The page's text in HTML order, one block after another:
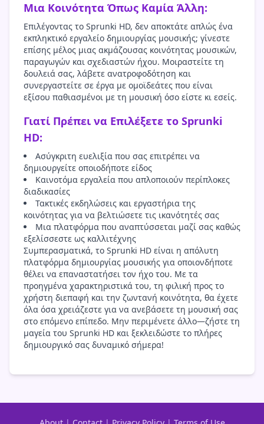
Μια Κοινότητα Όπως Καμία Άλλη:
Επιλέγοντας το Sprunki HD, δεν αποκτάτε απλώς ένα
εκπληκτικό εργαλείο δημιουργίας μουσικής; γίνεστε
επίσης μέλος μιας ακμάζουσας κοινότητας μουσικών,
παραγωγών και σχεδιαστών ήχου. Μοιραστείτε τη
δουλειά σας, λάβετε ανατροφοδότηση και
συνεργαστείτε σε έργα με ομοϊδεάτες που είναι
εξίσου παθιασμένοι με τη μουσική όσο είστε κι εσείς.
Γιατί Πρέπει να Επιλέξετε το Sprunki
HD:
Ασύγκριτη ευελιξία που σας επιτρέπει να
δημιουργείτε οποιοδήποτε είδος
Καινοτόμα εργαλεία που απλοποιούν περίπλοκες
διαδικασίες
Τακτικές εκδηλώσεις και εργαστήρια της
κοινότητας για να βελτιώσετε τις ικανότητές σας
Μια πλατφόρμα που αναπτύσσεται μαζί σας καθώς
εξελίσσεστε ως καλλιτέχνης
Συμπερασματικά, το Sprunki HD είναι η απόλυτη
πλατφόρμα δημιουργίας μουσικής για οποιονδήποτε
θέλει να επαναστατήσει τον ήχο του. Με τα
προηγμένα χαρακτηριστικά του, τη φιλική προς το
χρήστη διεπαφή και την ζωντανή κοινότητα, θα έχετε
όλα όσα χρειάζεστε για να ανεβάσετε τη μουσική σας
στο επόμενο επίπεδο. Μην περιμένετε άλλο—ζήστε τη
μαγεία του Sprunki HD και ξεκλειδώστε το πλήρες
δημιουργικό σας δυναμικό σήμερα!